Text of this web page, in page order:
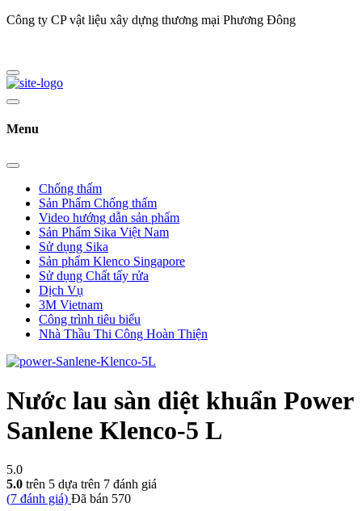
Công ty CP vật liệu xây dựng thương mại Phương Đông
Menu
Chống thấm
Sản Phẩm Chống thấm
Video hướng dẫn sản phẩm
Sản Phẩm Sika Việt Nam
Sử dụng Sika
Sản phẩm Klenco Singapore
Sử dụng Chất tẩy rửa
Dịch Vụ
3M Vietnam
Công trình tiêu biểu
Nhà Thầu Thi Công Hoàn Thiện
Nước lau sàn diệt khuẩn Power
Sanlene Klenco-5 L
5.0
5.0 trên 5 dựa trên 7 đánh giá
(7 đánh giá) Đã bán 570